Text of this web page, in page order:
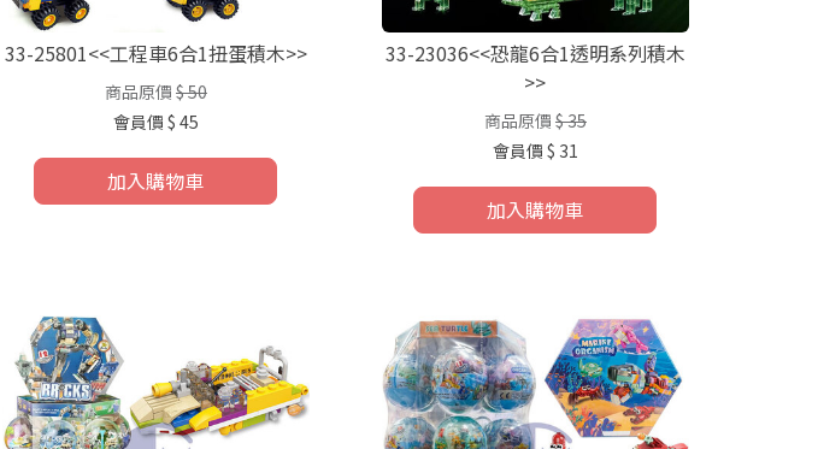
33-25801<<工程車6合1扭蛋積木>>
商品原價 $ 50
會員價 $ 45
加入購物車
33-23036<<恐龍6合1透明系列積木
>>
商品原價 $ 35
會員價 $ 31
加入購物車